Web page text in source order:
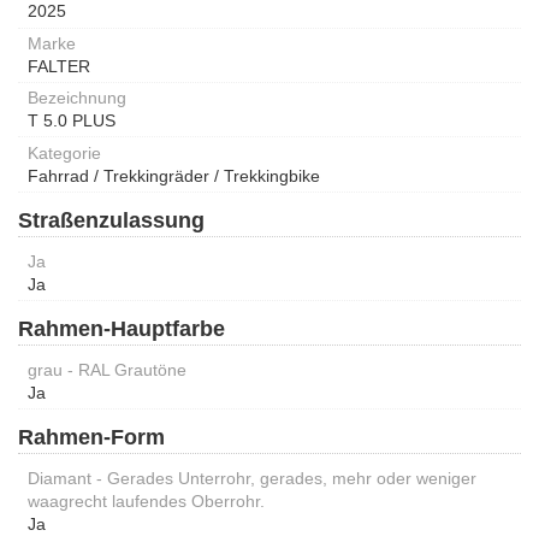
2025
Marke
FALTER
Bezeichnung
T 5.0 PLUS
Kategorie
Fahrrad / Trekkingräder / Trekkingbike
Straßenzulassung
Ja
Ja
Rahmen-Hauptfarbe
grau - RAL Grautöne
Ja
Rahmen-Form
Diamant - Gerades Unterrohr, gerades, mehr oder weniger
waagrecht laufendes Oberrohr.
Ja